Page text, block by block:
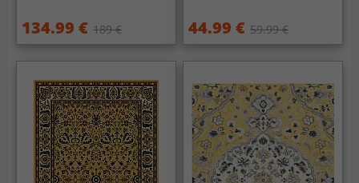
134.99 € 189 € 44.99 € 59.99 €